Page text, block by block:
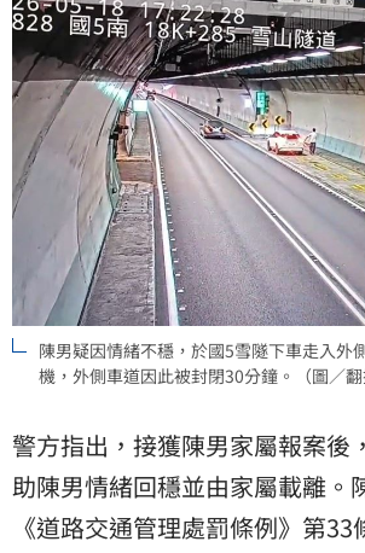
陳男疑因情緒不穩，於國5雪隧下車走入外
機，外側車道因此被封閉30分鐘。（圖／翻
警方指出，接獲陳男家屬報案後
助陳男情緒回穩並由家屬載離。
《道路交通管理處罰條例》第